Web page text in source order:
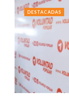
DESTACADAS